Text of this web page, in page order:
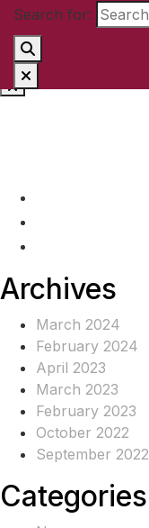
Skip to content
Search for:
Archives
March 2024
February 2024
April 2023
March 2023
February 2023
October 2022
September 2022
Categories